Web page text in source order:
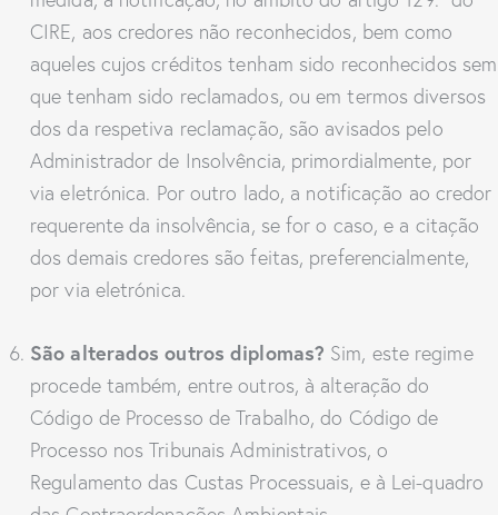
CIRE, aos credores não reconhecidos, bem como
aqueles cujos créditos tenham sido reconhecidos sem
que tenham sido reclamados, ou em termos diversos
dos da respetiva reclamação, são avisados pelo
Administrador de Insolvência, primordialmente, por
via eletrónica. Por outro lado, a notificação ao credor
requerente da insolvência, se for o caso, e a citação
dos demais credores são feitas, preferencialmente,
por via eletrónica.
São alterados outros diplomas? Sim, este regime
procede também, entre outros, à alteração do
Código de Processo de Trabalho, do Código de
Processo nos Tribunais Administrativos, o
Regulamento das Custas Processuais, e à Lei-quadro